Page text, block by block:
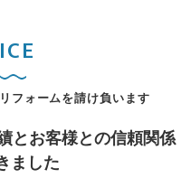
フォームを請け負います
とお客様との信頼関係
ました